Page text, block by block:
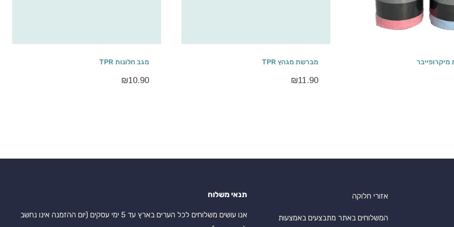
מיקרופייבר מברשת מגהץ TPR
₪11.90
מגב חלונות TPR
₪10.90
אזורי חלוקה
המשלוחים באתר מתבצעים באמצעות
תנאי משלוח
אנו עושים משלוחים לכל הערים בארץ עד 5 ימי עסקים (יום ההזמנה אינו נחשב